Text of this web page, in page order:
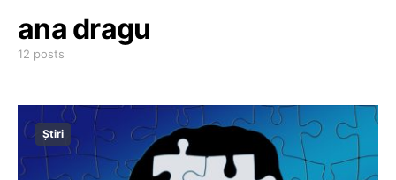
ana dragu
12 posts
Știri